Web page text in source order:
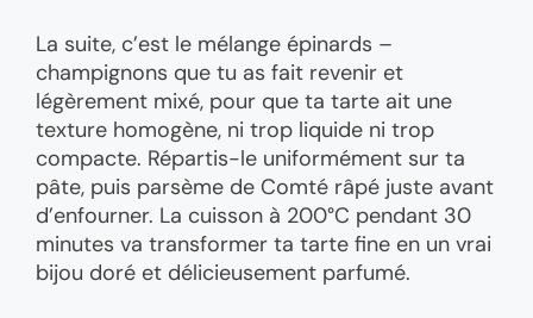
La suite, c’est le mélange épinards –
champignons que tu as fait revenir et
légèrement mixé, pour que ta tarte ait une
texture homogène, ni trop liquide ni trop
compacte. Répartis-le uniformément sur ta
pâte, puis parsème de Comté râpé juste avant
d’enfourner. La cuisson à 200°C pendant 30
minutes va transformer ta tarte fine en un vrai
bijou doré et délicieusement parfumé.